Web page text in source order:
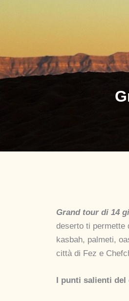
Grand tour di 14
deserto ti permette
kasbah, palmeti,
città di Fez e
I punti salienti del